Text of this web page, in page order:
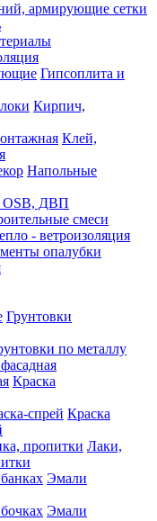
армирующие сетки
Гипсоплита и
Кирпич,
Клей,
Напольные
OSB, ДВП
смеси
- ветроизоляция
опалубки
Грунтовки
по металлу
Краска
Краска
Лаки,
Эмали
Эмали